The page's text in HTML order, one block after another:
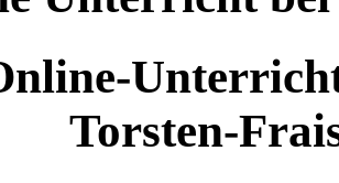
Torsten-